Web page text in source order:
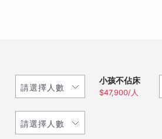
小孩不佔床
$47,900/人